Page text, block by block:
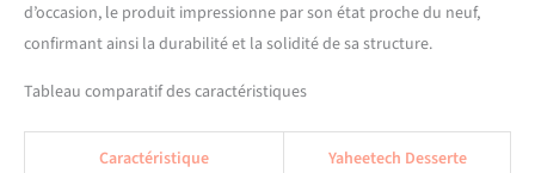
d’occasion, le produit impressionne par son état proche du neuf,
confirmant ainsi la durabilité et la solidité de sa structure.
Tableau comparatif des caractéristiques
Caractéristique Yaheetech Desserte